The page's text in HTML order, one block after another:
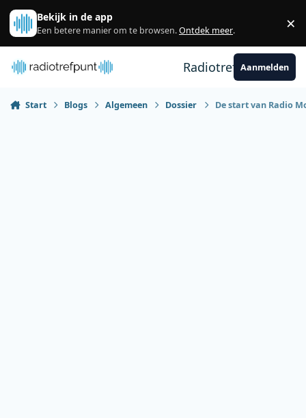
Spring naar bijdragen
Bekijk in de app
Een betere manier om te browsen.Ontdek meer. ×
RadiotrefpuntAanmelden
Start Blogs Algemeen Dossier De start van Radio